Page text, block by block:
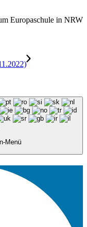
Europaschule in NRW